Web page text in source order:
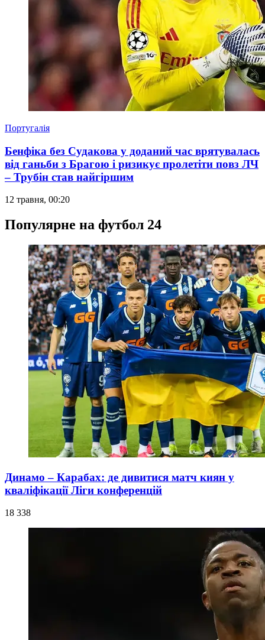
Португалія
Бенфіка без Судакова у доданий час врятувалась
від ганьби з Брагою і ризикує пролетіти повз ЛЧ
– Трубін став найгіршим
12 травня, 00:20
Популярне на футбол 24
Динамо – Карабах: де дивитися матч киян у
кваліфікації Ліги конференцій
18 338